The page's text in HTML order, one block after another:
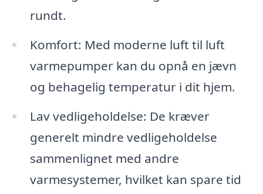
rundt.
Komfort: Med moderne luft til luft
varmepumper kan du opnå en jævn
og behagelig temperatur i dit hjem.
Lav vedligeholdelse: De kræver
generelt mindre vedligeholdelse
sammenlignet med andre
varmesystemer, hvilket kan spare tid